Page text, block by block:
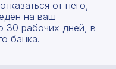
от него,
на ваш
30 рабочих дней, в
банка.